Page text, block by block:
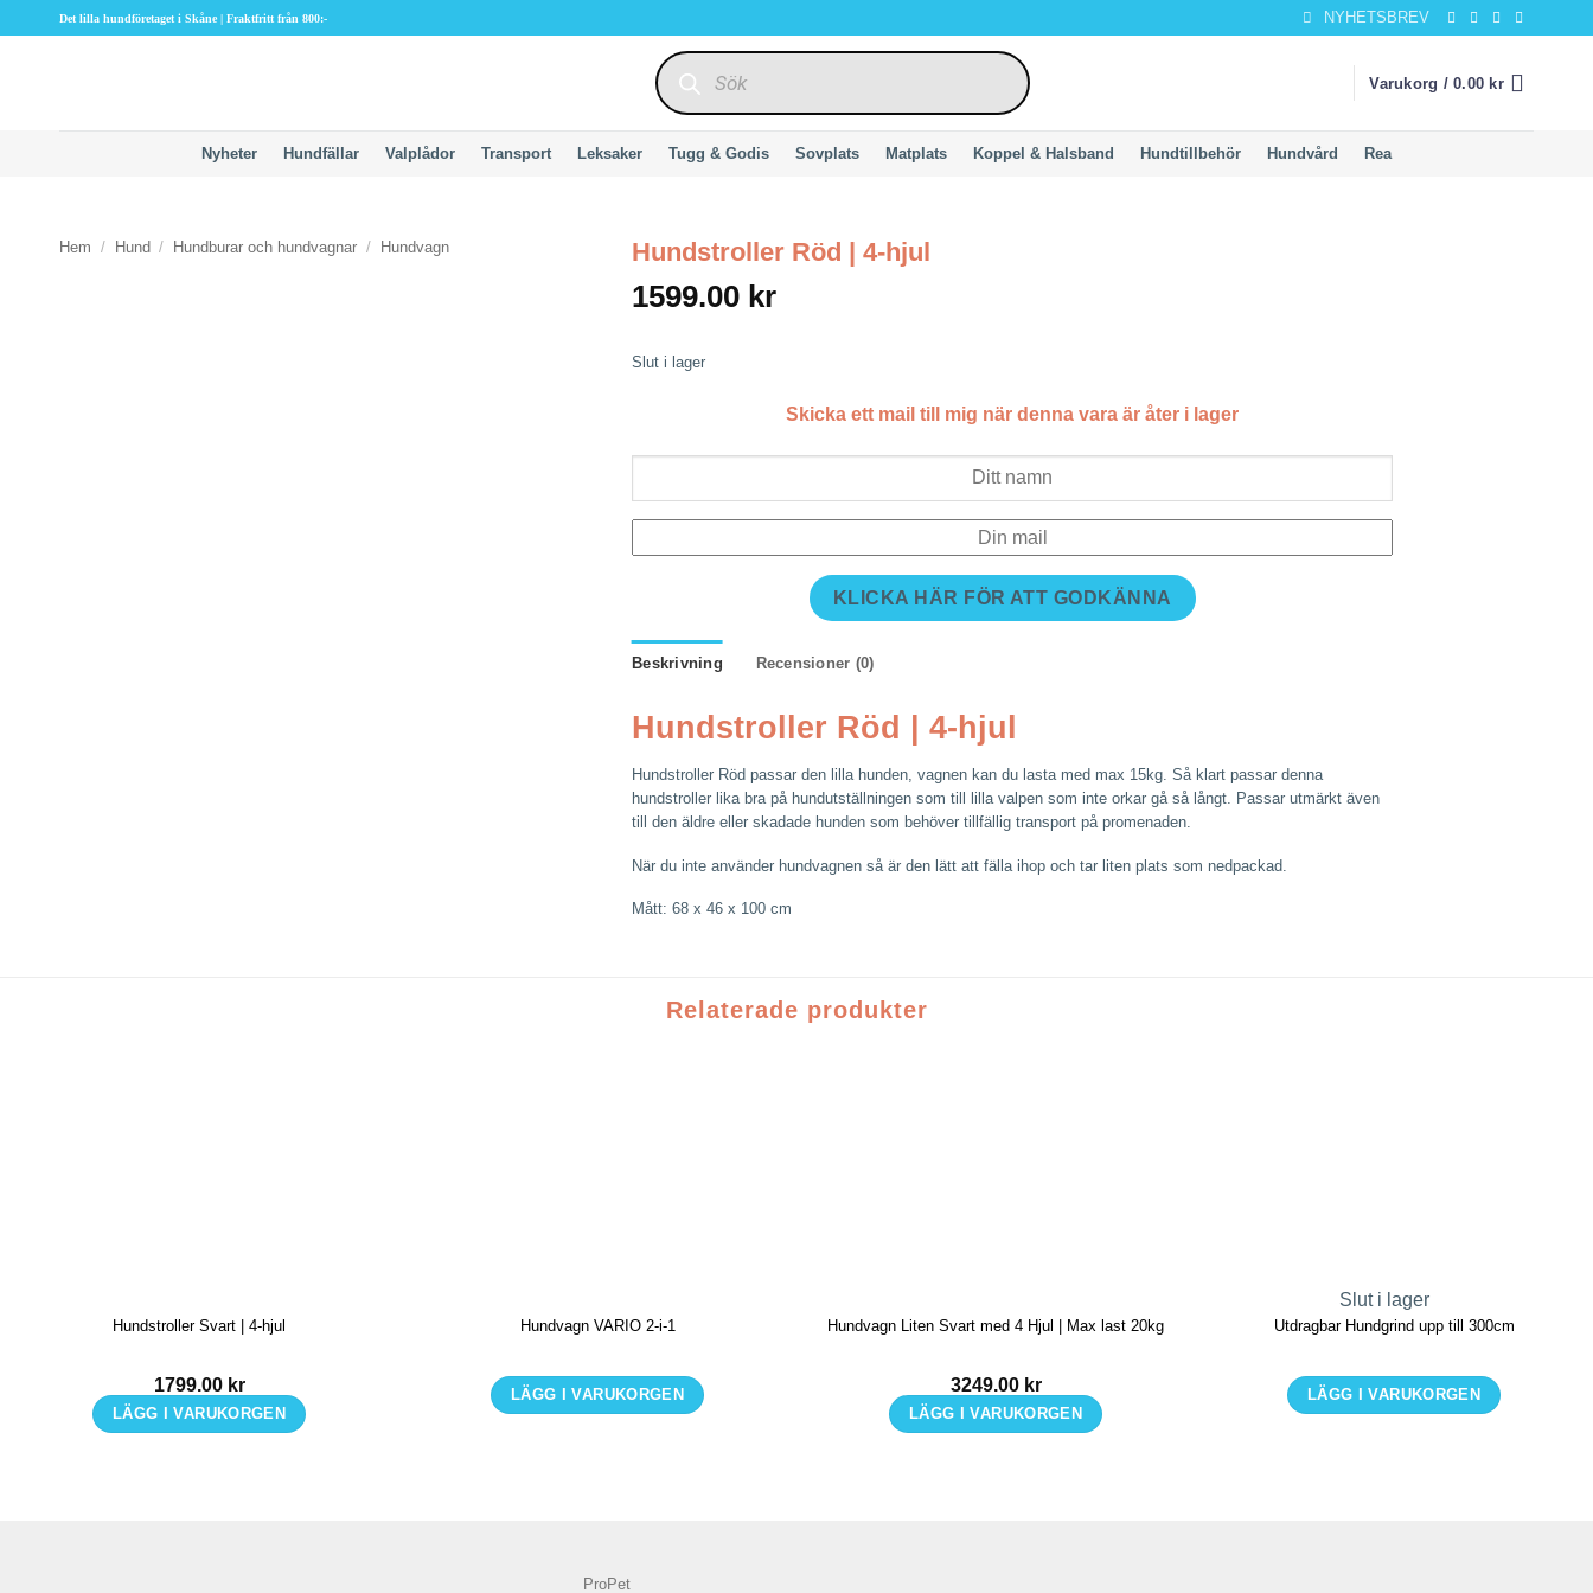
Det lilla hundföretaget i Skåne | Fraktfritt från 800:- NYHETSBREV
Produktsökning
Varukorg /0.00 kr
Nyheter Hundfällar Valplådor Transport Leksaker Tugg & Godis Sovplats Matplats Koppel & Halsband Hundtillbehör Hundvård Rea
Hem / Hund / Hundburar och hundvagnar / Hundvagn Hundstroller Röd | 4-hjul
1599.00 kr
Slut i lager
Skicka ett mail till mig när denna vara är åter i lager
KLICKA HÄR FÖR ATT GODKÄNNA
Beskrivning Recensioner (0)
Hundstroller Röd | 4-hjul
Hundstroller Röd passar den lilla hunden, vagnen kan du lasta med max 15kg. Så klart passar denna
hundstroller lika bra på hundutställningen som till lilla valpen som inte orkar gå så långt. Passar utmärkt även
till den äldre eller skadade hunden som behöver tillfällig transport på promenaden.
När du inte använder hundvagnen så är den lätt att fälla ihop och tar liten plats som nedpackad.
Mått: 68 x 46 x 100 cm
Relaterade produkter
Hundstroller Svart | 4-hjul
1799.00 kr
LÄGG I VARUKORGEN
Hundvagn VARIO 2-i-1
LÄGG I VARUKORGEN
varianter.
Hundvagn Liten Svart med 4 Hjul | Max last 20kg
3249.00 kr
LÄGG I VARUKORGEN
Slut i lager
Utdragbar Hundgrind upp till 300cm
LÄGG I VARUKORGEN
ProPet